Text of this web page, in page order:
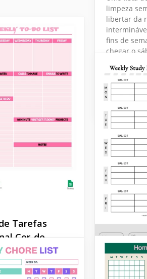
Tarefas
Cor-de-
encontrará um
limpeza
libertar da
fins de
chegar o
mesmo.
Google